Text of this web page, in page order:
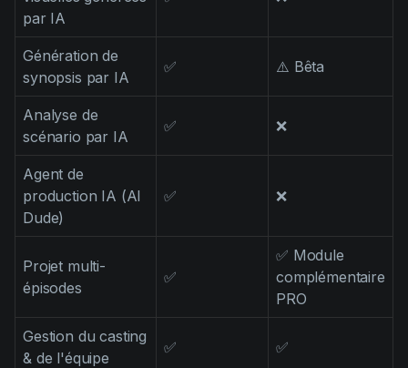
par IA
Génération de
synopsis par IA
✅ ⚠️ Bêta
Analyse de
scénario par IA
✅ ❌
Agent de
production IA (AI
Dude)
✅ ❌
Projet multi-
épisodes
✅
✅ Module
complémentaire
PRO
Gestion du casting
& de l'équipe
✅ ✅